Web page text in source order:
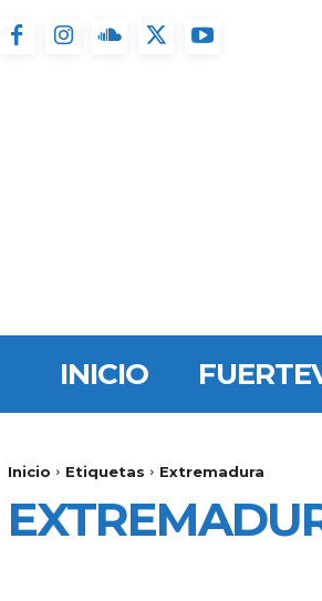
INICIO
Inicio Etiquetas Extremadura